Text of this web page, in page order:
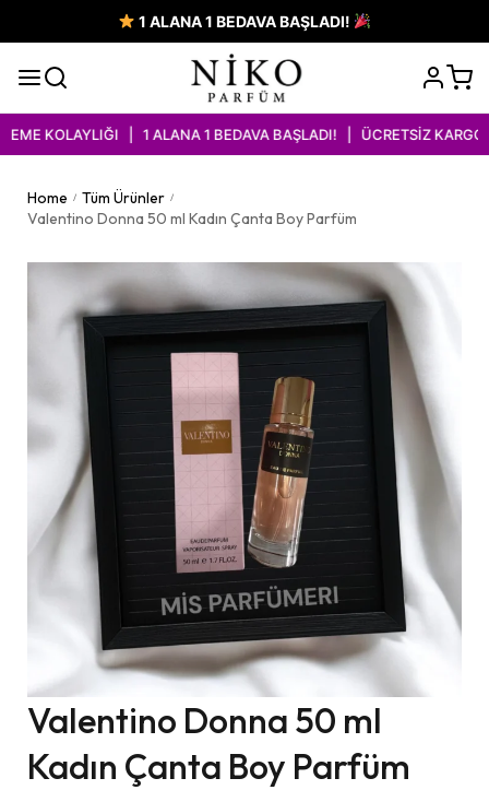
1 ALANA 1 BEDAVA BAŞLADI!
KOLAYLIĞI | 1 ALANA 1 BEDAVA BAŞLADI! | ÜCRETSİZ KARGO
Home / Tüm Ürünler /
Valentino Donna 50 ml Kadın Çanta Boy Parfüm
Valentino Donna 50 ml
Kadın Çanta Boy Parfüm